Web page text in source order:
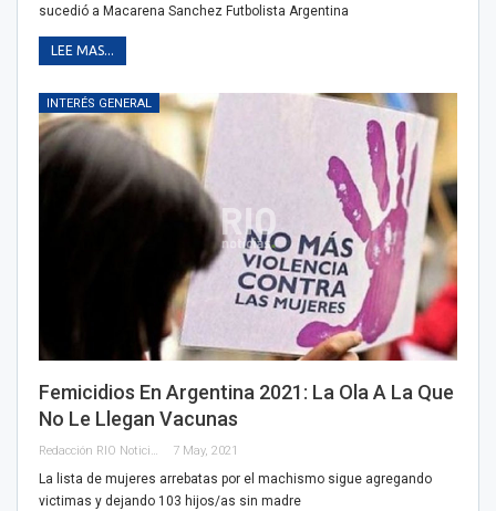
sucedió a Macarena Sanchez Futbolista Argentina
LEE MAS...
INTERÉS GENERAL
Femicidios En Argentina 2021: La Ola A La Que
No Le Llegan Vacunas
Redacción RIO Noticias 7 May, 2021
La lista de mujeres arrebatas por el machismo sigue agregando
victimas y dejando 103 hijos/as sin madre